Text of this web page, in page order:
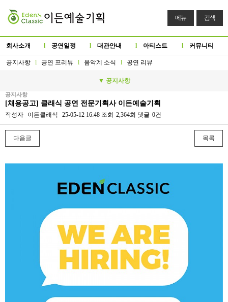
메뉴 검색
회사소개 l 공연일정 l 대관안내 l 아티스트 l 커뮤니티
공지사항 l 공연 프리뷰 l 음악계 소식 l 공연 리뷰
▼ 공지사항
공지사항
[채용공고] 클래식 공연 전문기획사 이든예술기획
작성자 이든클래식 25-05-12 16:48 조회 2,364회 댓글 0건
다음글 목록
본문